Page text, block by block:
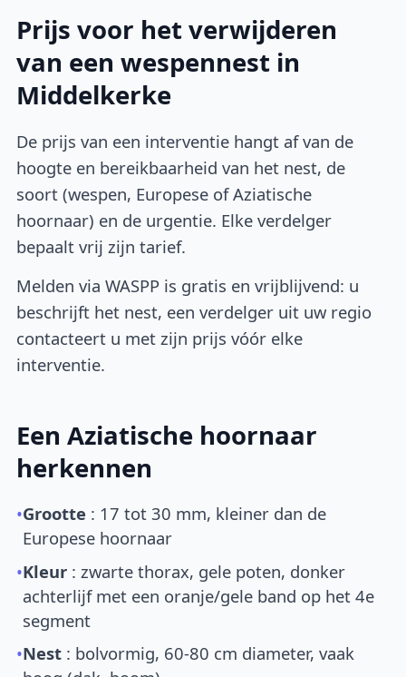
Prijs voor het verwijderen
van een wespennest in
Middelkerke
De prijs van een interventie hangt af van de
hoogte en bereikbaarheid van het nest, de
soort (wespen, Europese of Aziatische
hoornaar) en de urgentie. Elke verdelger
bepaalt vrij zijn tarief.
Melden via WASPP is gratis en vrijblijvend: u
beschrijft het nest, een verdelger uit uw regio
contacteert u met zijn prijs vóór elke
interventie.
Een Aziatische hoornaar
herkennen
•Grootte : 17 tot 30 mm, kleiner dan de
Europese hoornaar
•Kleur : zwarte thorax, gele poten, donker
achterlijf met een oranje/gele band op het 4e
segment
•Nest : bolvormig, 60-80 cm diameter, vaak